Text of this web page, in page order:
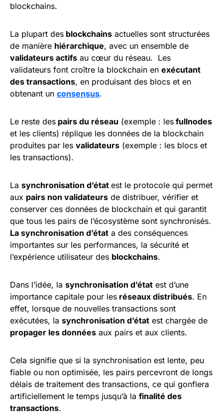
blockchains.
La plupart des blockchains actuelles sont structurées
de manière hiérarchique, avec un ensemble de
validateurs actifs au cœur du réseau. Les
validateurs font croître la blockchain en exécutant
des transactions, en produisant des blocs et en
obtenant un consensus.
Le reste des pairs du réseau (exemple : les fullnodes
et les clients) réplique les données de la blockchain
produites par les validateurs (exemple : les blocs et
les transactions).
La synchronisation d’état est le protocole qui permet
aux pairs non validateurs de distribuer, vérifier et
conserver ces données de blockchain et qui garantit
que tous les pairs de l’écosystème sont synchronisés.
La synchronisation d’état a des conséquences
importantes sur les performances, la sécurité et
l’expérience utilisateur des blockchains.
Dans l’idée, la synchronisation d’état est d’une
importance capitale pour les réseaux distribués. En
effet, lorsque de nouvelles transactions sont
exécutées, la synchronisation d’état est chargée de
propager les données aux pairs et aux clients.
Cela signifie que si la synchronisation est lente, peu
fiable ou non optimisée, les pairs percevront de longs
délais de traitement des transactions, ce qui gonflera
artificiellement le temps jusqu’à la finalité des
transactions.